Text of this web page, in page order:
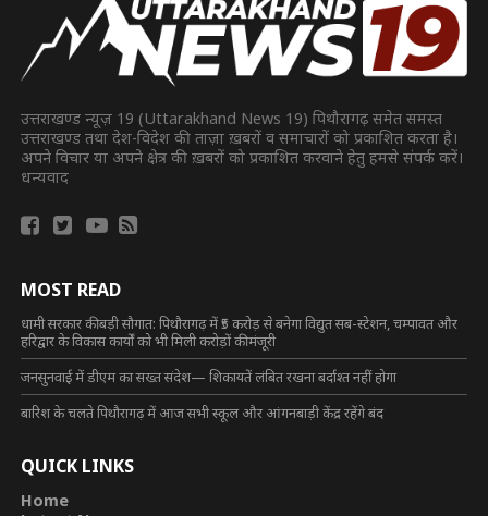
उत्तराखण्ड न्यूज़ 19 (Uttarakhand News 19) पिथौरागढ़ समेत समस्त
उत्तराखण्ड तथा देश-विदेश की ताज़ा ख़बरों व समाचारों को प्रकाशित करता है।
अपने विचार या अपने क्षेत्र की ख़बरों को प्रकाशित करवाने हेतु हमसे संपर्क करें।
धन्यवाद
MOST READ
धामी सरकार की बड़ी सौगात: पिथौरागढ़ में ₹5 करोड़ से बनेगा विद्युत सब-स्टेशन, चम्पावत और
हरिद्वार के विकास कार्यों को भी मिली करोड़ों की मंजूरी
जनसुनवाई में डीएम का सख्त संदेश— शिकायतें लंबित रखना बर्दाश्त नहीं होगा
बारिश के चलते पिथौरागढ़ में आज सभी स्कूल और आंगनबाड़ी केंद्र रहेंगे बंद
QUICK LINKS
Home